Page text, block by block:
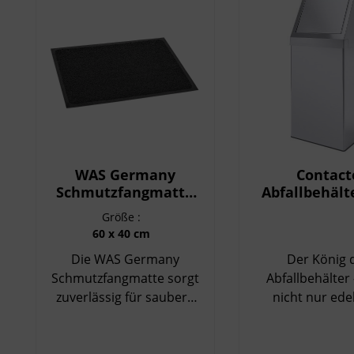
WAS Germany
Schmutzfangmatte
60 x 40 cm
Größe :
60 x 40 cm
Die WAS Germany
Schmutzfangmatte sorgt
zuverlässig für saubere
Der König
Abfallbehälter
nicht nur